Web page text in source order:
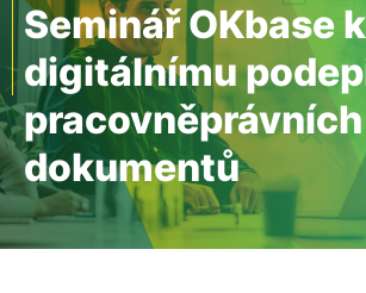
Seminář OKbase k
digitálnímu
pracovněprávních
dokumentů